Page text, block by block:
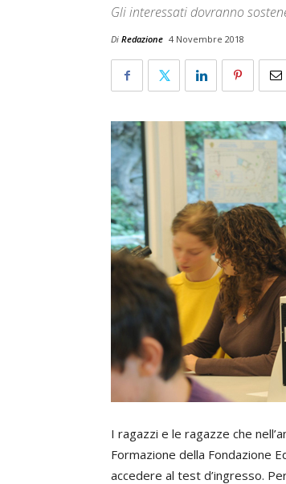
Gli interessati dovranno
Di Redazione 4 Novembre 2018
I ragazzi e le ragazze che
Formazione della Fondazione
accedere al test d’ingresso.